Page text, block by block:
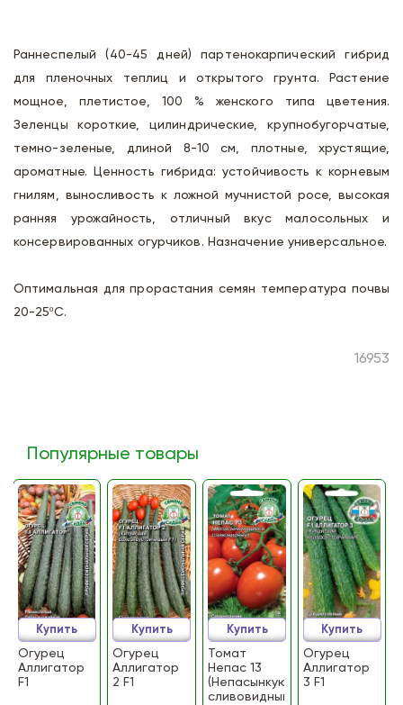
Раннеспелый (40-45 дней) партенокарпический гибрид
для пленочных теплиц и открытого грунта. Растение
мощное, плетистое, 100 % женского типа цветения.
Зеленцы короткие, цилиндрические, крупнобугорчатые,
темно-зеленые, длиной 8-10 см, плотные, хрустящие,
ароматные. Ценность гибрида: устойчивость к корневым
гнилям, выносливость к ложной мучнистой росе, высокая
ранняя урожайность, отличный вкус малосольных и
консервированных огурчиков. Назначение универсальное.
Оптимальная для прорастания семян температура почвы
20-25ºС.
16953
Популярные товары
Огурец
Аллигатор
F1
Купить
Огурец
Аллигатор
2 F1
Купить
Томат
Непас 13
(Непасынкующийся
сливовидный)
Купить
Огурец
Аллигатор
3 F1
Купить